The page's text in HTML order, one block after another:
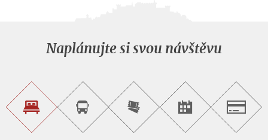
Naplánujte si svou návštěvu
Najít
ubytování
Objednat
okružní
Zakoupit
vstupenky
on-
Najít
pořad/akci